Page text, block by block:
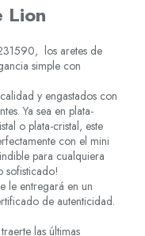
Lion
los aretes de
simple con
y engastados con
Ya sea en plata-
o plata-cristal, este
con el mini
para cualquiera
sofisticado!
le entregará en un
de autenticidad.
las últimas